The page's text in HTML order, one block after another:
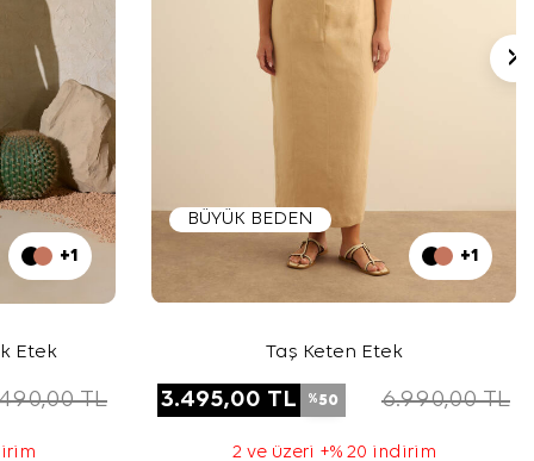
+1
Etek
TL
BÜYÜK BEDEN
+1
Taş Keten Etek
3.495,00 TL %50 6.990,00TL
2 ve üzeri +% 20 indirim